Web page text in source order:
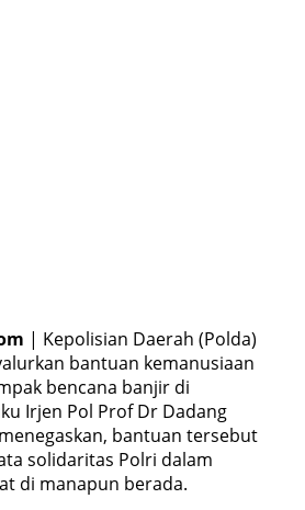
| Kepolisian Daerah (Polda)
bantuan kemanusiaan
bencana banjir di
Irjen Pol Prof Dr Dadang
bantuan tersebut
solidaritas Polri dalam
di manapun berada.